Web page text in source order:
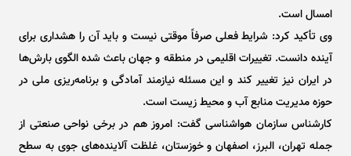
امسال است.
وی تأکید کرد: شرایط فعلی صرفاً موقتی نیست و باید آن را هشداری برای
آینده دانست. تغییرات اقلیمی در منطقه و جهان باعث شده الگوی بارش‌ها
در ایران نیز تغییر کند و این مسئله نیازمند آمادگی و برنامه‌ریزی ملی در
حوزه مدیریت منابع آب و محیط زیست است.
کارشناس سازمان هواشناسی گفت: امروز هم در برخی نواحی صنعتی از
جمله تهران، البرز، اصفهان و خوزستان، غلظت آلاینده‌های جوی به سطح